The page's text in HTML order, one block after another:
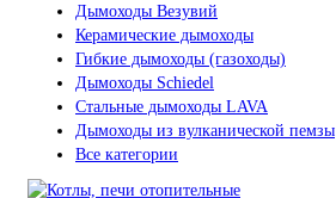
Дымоходы Везувий
Керамические дымоходы
Гибкие дымоходы (газоходы)
Дымоходы Schiedel
Стальные дымоходы LAVA
Дымоходы из вулканической пемзы
Все категории